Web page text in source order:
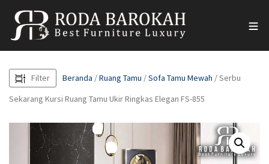
Filter Beranda /Ruang Tamu /Sofa Tamu Mewah / Serbu
Sekarang Kursi Ruang Tamu Ukir Ringkas Elegan FS-855